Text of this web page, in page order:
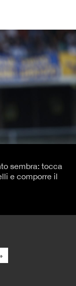
sembra: tocca
e comporre il